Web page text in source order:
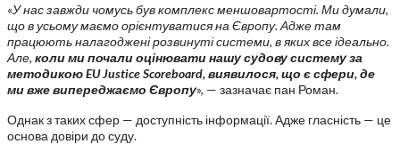
«У нас завжди чомусь був комплекс меншовартості. Ми думали,
що в усьому маємо орієнтуватися на Європу. Адже там
працюють налагоджені розвинуті системи, в яких все ідеально.
Але, коли ми почали оцінювати нашу судову систему за
методикою EU Justice Scoreboard, виявилося, що є сфери, де
ми вже випереджаємо Європу», — зазначає пан Роман.
Однак з таких сфер — доступність інформації. Адже гласність — це
основа довіри до суду.